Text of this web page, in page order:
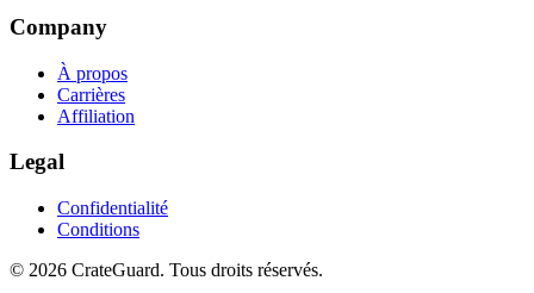
Company
À propos
Carrières
Affiliation
Legal
Confidentialité
Conditions
© 2026 CrateGuard. Tous droits réservés.